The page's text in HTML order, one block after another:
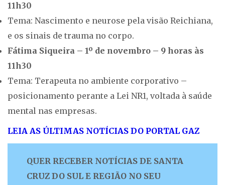
11h30
Tema: Nascimento e neurose pela visão Reichiana,
e os sinais de trauma no corpo.
Fátima Siqueira – 1º de novembro – 9 horas às
11h30
Tema: Terapeuta no ambiente corporativo –
posicionamento perante a Lei NR1, voltada à saúde
mental nas empresas.
LEIA AS ÚLTIMAS NOTÍCIAS DO PORTAL GAZ
QUER RECEBER NOTÍCIAS DE SANTA
CRUZ DO SUL E REGIÃO NO SEU